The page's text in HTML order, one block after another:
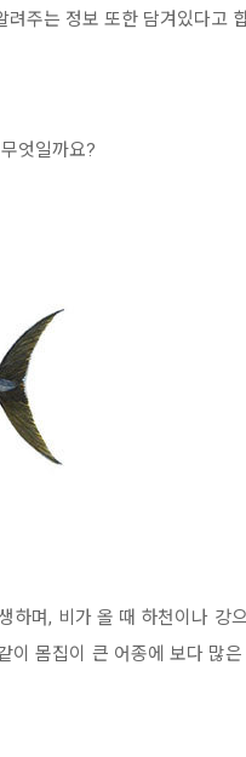
주는 정보 또한 담겨있다고
엇일까요?
하며, 비가 올 때 하천이나 강
몸집이 큰 어종에 보다 많은